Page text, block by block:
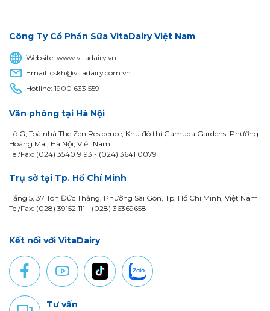
Công Ty Cổ Phần Sữa VitaDairy Việt Nam
Website:www.vitadairy.vn
Email:cskh@vitadairy.com.vn
Hotline:1900 633 559
Văn phòng tại Hà Nội
Lô G, Toà nhà The Zen Residence, Khu đô thị Gamuda Gardens, Phường
Hoàng Mai, Hà Nội, Việt Nam
Tel/Fax: (024) 3540 9193 - (024) 3641 0079
Trụ sở tại Tp. Hồ Chí Minh
Tầng 5, 37 Tôn Đức Thắng, Phường Sài Gòn, Tp. Hồ Chí Minh, Việt Nam
Tel/Fax: (028) 39152 111 - (028) 36369658
Kết nối với VitaDairy
Tư vấn